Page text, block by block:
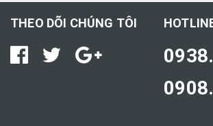
THEO DÕI CHÚNG TÔI